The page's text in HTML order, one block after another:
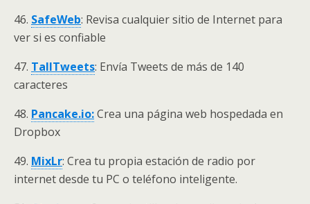
46. SafeWeb: Revisa cualquier sitio de Internet para
ver si es confiable
47. TallTweets: Envía Tweets de más de 140
caracteres
48. Pancake.io:Crea una página web hospedada en
Dropbox
49. MixLr: Crea tu propia estación de radio por
internet desde tu PC o teléfono inteligente.